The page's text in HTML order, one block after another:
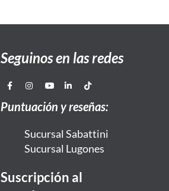
Seguinos en las redes
Puntuación y reseñas:
Sucursal Sabattini
Sucursal Lugones
Suscripción al